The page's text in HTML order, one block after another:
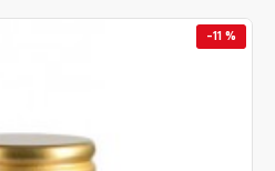
-11 %